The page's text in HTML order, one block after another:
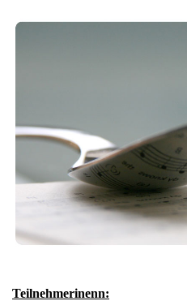
Teilnehmerinenn: